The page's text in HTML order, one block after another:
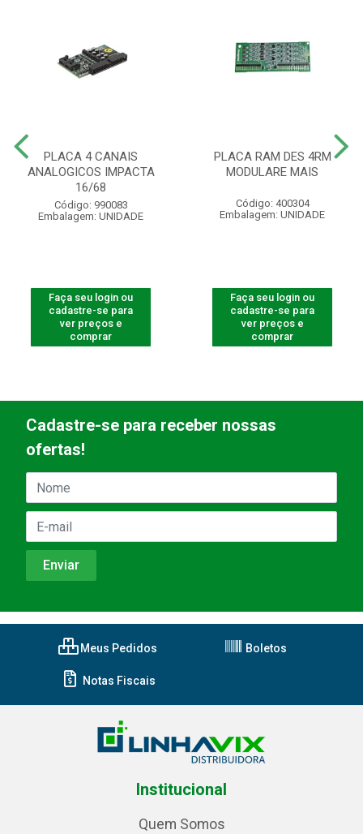
PLACA 4 CANAIS
ANALOGICOS IMPACTA
16/68
Código: 990083
Embalagem: UNIDADE
Faça seu login ou
cadastre-se para
ver preços e
comprar
PLACA RAM DES 4RM
MODULARE MAIS
Código: 400304
Embalagem: UNIDADE
Faça seu login ou
cadastre-se para
ver preços e
comprar
Cadastre-se para receber nossas
ofertas!
Meus Pedidos Boletos
Notas Fiscais
Institucional
Quem Somos